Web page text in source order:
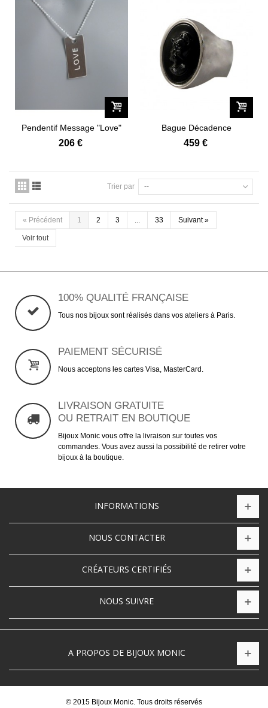
Pendentif Message "Love"
206 €
Bague Décadence
459 €
Trier par --
« Précédent 1 2 3 ... 33 Suivant»
Voir tout
100% QUALITÉ FRANÇAISE
Tous nos bijoux sont réalisés dans vos ateliers à Paris.
PAIEMENT SÉCURISÉ
Nous acceptons les cartes Visa, MasterCard.
LIVRAISON GRATUITE
OU RETRAIT EN BOUTIQUE
Bijoux Monic vous offre la livraison sur toutes vos
commandes. Vous avez aussi la possibilité de retirer votre
bijoux à la boutique.
INFORMATIONS
NOUS CONTACTER
CRÉATEURS CERTIFIÉS
NOUS SUIVRE
A PROPOS DE BIJOUX MONIC
© 2015 Bijoux Monic. Tous droits réservés